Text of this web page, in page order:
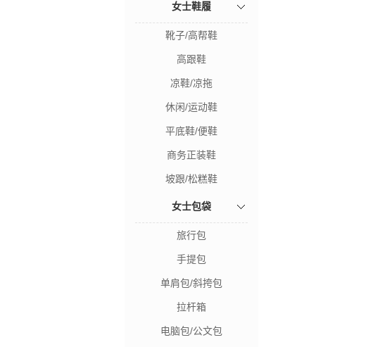
女士鞋履
靴子/高帮鞋
高跟鞋
凉鞋/凉拖
休闲/运动鞋
平底鞋/便鞋
商务正装鞋
坡跟/松糕鞋
女士包袋
旅行包
手提包
单肩包/斜挎包
拉杆箱
电脑包/公文包